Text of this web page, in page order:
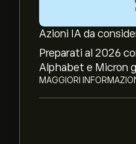
Azioni IA da
Preparati al 2026
Alphabet e Micron
MAGGIORI
Il massimo storico
Seleziona
movimenti di
Europe ETF è
decidi quanto
ordine per un